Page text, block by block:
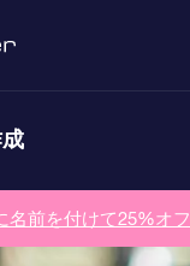
名前を付けて25%オフ